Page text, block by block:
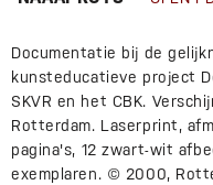
Documentatie bij de
kunsteducatieve project
SKVR en het CBK.
Rotterdam. Laserprint,
pagina's, 12 zwart-wit
exemplaren. © 2000,